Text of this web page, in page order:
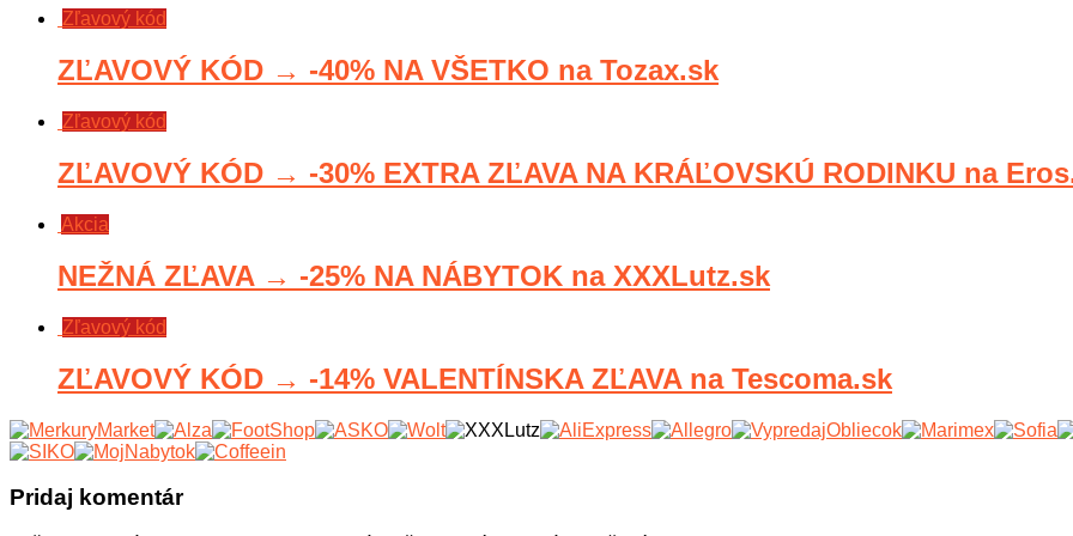
Zľavový kód
ZĽAVOVÝ KÓD → -40% NA VŠETKO na Tozax.sk
Zľavový kód
ZĽAVOVÝ KÓD → -30% EXTRA ZĽAVA NA KRÁĽOVSKÚ RODINKU na
Akcia
NEŽNÁ ZĽAVA → -25% NA NÁBYTOK na XXXLutz.sk
Zľavový kód
ZĽAVOVÝ KÓD → -14% VALENTÍNSKA ZĽAVA na Tescoma.sk
Pridaj komentár